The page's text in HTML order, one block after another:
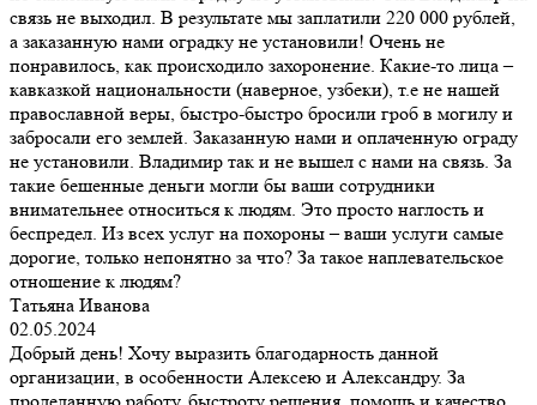
связь не выходил. В результате мы заплатили 220 000 рублей,
а заказанную нами оградку не установили! Очень не
понравилось, как происходило захоронение. Какие-то лица –
кавказкой национальности (наверное, узбеки), т.е не нашей
православной веры, быстро-быстро бросили гроб в могилу и
забросали его землей. Заказанную нами и оплаченную ограду
не установили. Владимир так и не вышел с нами на связь. За
такие бешенные деньги могли бы ваши сотрудники
внимательнее относиться к людям. Это просто наглость и
беспредел. Из всех услуг на похороны – ваши услуги самые
дорогие, только непонятно за что? За такое наплевательское
отношение к людям?
Татьяна Иванова
02.05.2024
Добрый день! Хочу выразить благодарность данной
организации, в особенности Алексею и Александру. За
проделанную работу, быстроту решения, помощь и качество